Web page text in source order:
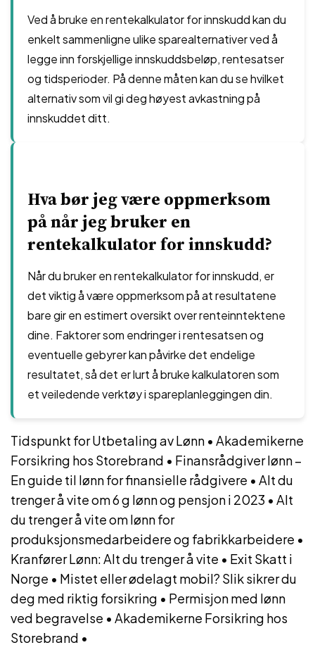
Ved å bruke en rentekalkulator for innskudd kan du
enkelt sammenligne ulike sparealternativer ved å
legge inn forskjellige innskuddsbeløp, rentesatser
og tidsperioder. På denne måten kan du se hvilket
alternativ som vil gi deg høyest avkastning på
innskuddet ditt.
Hva bør jeg være oppmerksom
på når jeg bruker en
rentekalkulator for innskudd?
Når du bruker en rentekalkulator for innskudd, er
det viktig å være oppmerksom på at resultatene
bare gir en estimert oversikt over renteinntektene
dine. Faktorer som endringer i rentesatsen og
eventuelle gebyrer kan påvirke det endelige
resultatet, så det er lurt å bruke kalkulatoren som
et veiledende verktøy i spareplanleggingen din.
Tidspunkt for Utbetaling av Lønn • Akademikerne
Forsikring hos Storebrand • Finansrådgiver lønn –
En guide til lønn for finansielle rådgivere • Alt du
trenger å vite om 6 g lønn og pensjon i 2023 • Alt
du trenger å vite om lønn for
produksjonsmedarbeidere og fabrikkarbeidere •
Kranfører Lønn: Alt du trenger å vite • Exit Skatt i
Norge • Mistet eller ødelagt mobil? Slik sikrer du
deg med riktig forsikring • Permisjon med lønn
ved begravelse • Akademikerne Forsikring hos
Storebrand •